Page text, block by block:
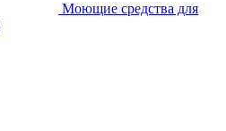
Моющие средства для